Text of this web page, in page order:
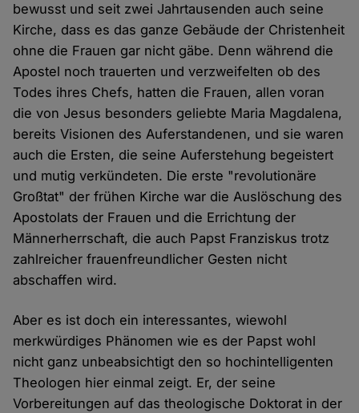
bewusst und seit zwei Jahrtausenden auch seine
Kirche, dass es das ganze Gebäude der Christenheit
ohne die Frauen gar nicht gäbe. Denn während die
Apostel noch trauerten und verzweifelten ob des
Todes ihres Chefs, hatten die Frauen, allen voran
die von Jesus besonders geliebte Maria Magdalena,
bereits Visionen des Auferstandenen, und sie waren
auch die Ersten, die seine Auferstehung begeistert
und mutig verkündeten. Die erste "revolutionäre
Großtat" der frühen Kirche war die Auslöschung des
Apostolats der Frauen und die Errichtung der
Männerherrschaft, die auch Papst Franziskus trotz
zahlreicher frauenfreundlicher Gesten nicht
abschaffen wird.
Aber es ist doch ein interessantes, wiewohl
merkwürdiges Phänomen wie es der Papst wohl
nicht ganz unbeabsichtigt den so hochintelligenten
Theologen hier einmal zeigt. Er, der seine
Vorbereitungen auf das theologische Doktorat in der